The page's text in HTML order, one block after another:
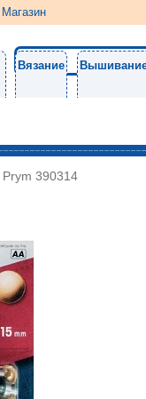
Магазин
Вязание
Prym 390314